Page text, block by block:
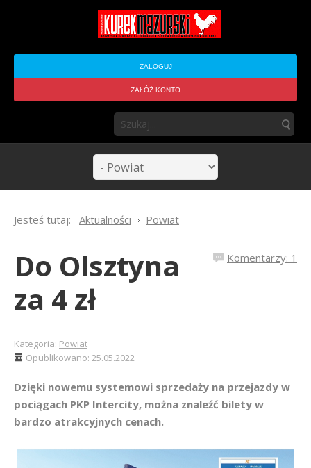
ZALOGUJ
ZAŁÓŻ KONTO
Jesteś tutaj: Aktualności Powiat
Komentarzy: 1
Do Olsztyna
za 4 zł
Kategoria: Powiat
Opublikowano: 25.05.2022
Dzięki nowemu systemowi sprzedaży na przejazdy w
pociągach PKP Intercity, można znaleźć bilety w
bardzo atrakcyjnych cenach.